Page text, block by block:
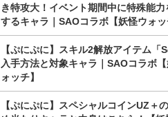
き特攻大！イベント期間中に特殊能力
するキャラ｜SAOコラボ【妖怪ウォッ
【ぷにぷに】スキル2解放アイテム「S
入手方法と対象キャラ｜SAOコラボ
ォッチ】
【ぷにぷに】スペシャルコインUZ＋